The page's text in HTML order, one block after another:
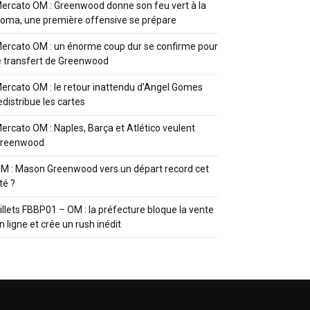
OM : Greenwood donne son feu vert à la
une première offensive se prépare
OM : un énorme coup dur se confirme pour
transfert de Greenwood
OM : le retour inattendu d’Angel Gomes
les cartes
OM : Naples, Barça et Atlético veulent
: Mason Greenwood vers un départ record cet
?
FBBP01 – OM : la préfecture bloque la vente
ligne et crée un rush inédit